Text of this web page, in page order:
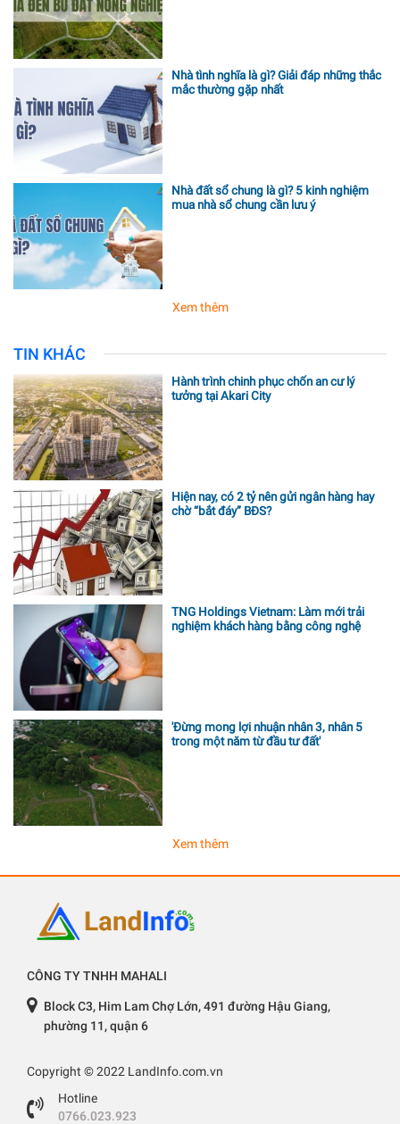
Nhà tình nghĩa là gì? Giải đáp những thắc
mắc thường gặp nhất
Nhà đất sổ chung là gì? 5 kinh nghiệm
mua nhà sổ chung cần lưu ý
Xem thêm
TIN KHÁC
Hành trình chinh phục chốn an cư lý
tưởng tại Akari City
Hiện nay, có 2 tỷ nên gửi ngân hàng hay
chờ “bắt đáy” BĐS?
TNG Holdings Vietnam: Làm mới trải
nghiệm khách hàng bằng công nghệ
'Đừng mong lợi nhuận nhân 3, nhân 5
trong một năm từ đầu tư đất'
Xem thêm
CÔNG TY TNHH MAHALI
Block C3, Him Lam Chợ Lớn, 491 đường Hậu Giang,
phường 11, quận 6
Copyright © 2022 LandInfo.com.vn
Hotline
0766.023.923